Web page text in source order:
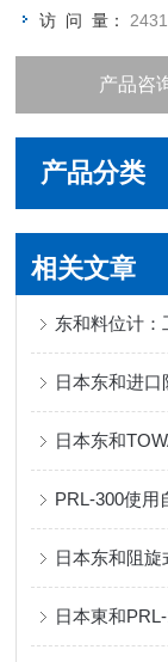
访 问 量： 2431
产品咨
产品分类
相关文章
东和料位计：
PRL-300使用